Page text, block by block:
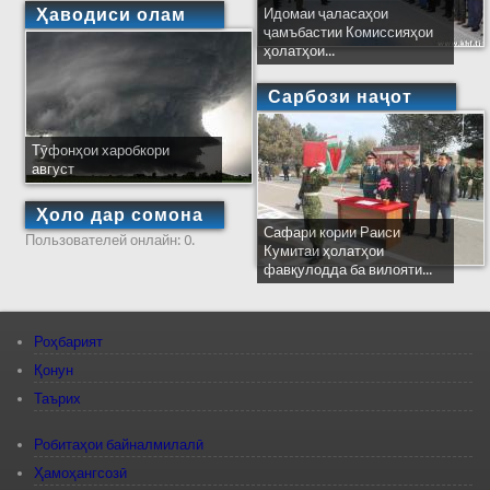
Ҳаводиси олам
Тӯфонҳои харобкори
август
Ҳоло дар сомона
Пользователей онлайн: 0.
Идомаи ҷаласаҳои
ҷамъбастии Комиссияҳои
ҳолатҳои...
Сарбози наҷот
Сафари кории Раиси
Кумитаи ҳолатҳои
фавқулодда ба вилояти...
Роҳбарият
Қонун
Таърих
Робитаҳои байналмилалӣ
Ҳамоҳангсозӣ